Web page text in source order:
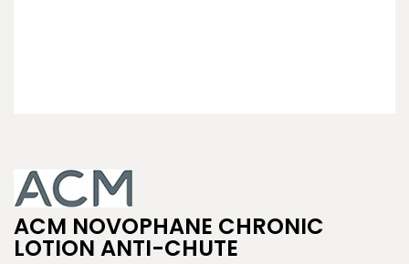
ACM NOVOPHANE CHRONIC
LOTION ANTI-CHUTE